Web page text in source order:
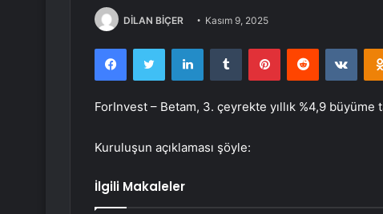
DİLAN BİÇER Kasım 9, 2025
FacebookTwitter LinkedInTumblr PinterestReddit
ForInvest – Betam, 3. çeyrekte yıllık %4,9 büyüme
Kuruluşun açıklaması şöyle:
İlgili Makaleler